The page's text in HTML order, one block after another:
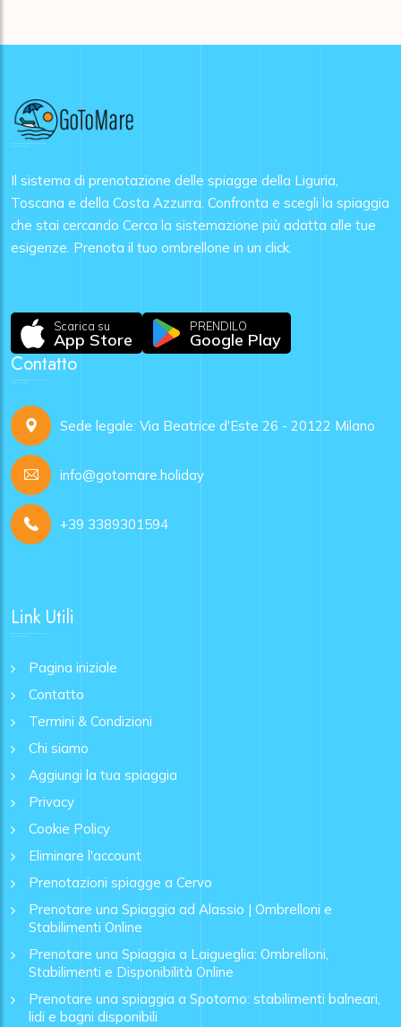
Il sistema di prenotazione delle spiagge della Liguria,
Toscana e della Costa Azzurra. Confronta e scegli la spiaggia
che stai cercando Cerca la sistemazione più adatta alle tue
esigenze. Prenota il tuo ombrellone in un click.
Scarica su
App Store
PRENDILO
Google Play
Contatto
Sede legale: Via Beatrice d'Este 26 - 20122 Milano
info@gotomare.holiday
+39 3389301594
Link Utili
Pagina iniziale
Contatto
Termini & Condizioni
Chi siamo
Aggiungi la tua spiaggia
Privacy
Cookie Policy
Eliminare l'account
Prenotazioni spiagge a Cervo
Prenotare una Spiaggia ad Alassio | Ombrelloni e
Stabilimenti Online
Prenotare una Spiaggia a Laigueglia: Ombrelloni,
Stabilimenti e Disponibilità Online
Prenotare una spiaggia a Spotorno: stabilimenti balneari,
lidi e bagni disponibili